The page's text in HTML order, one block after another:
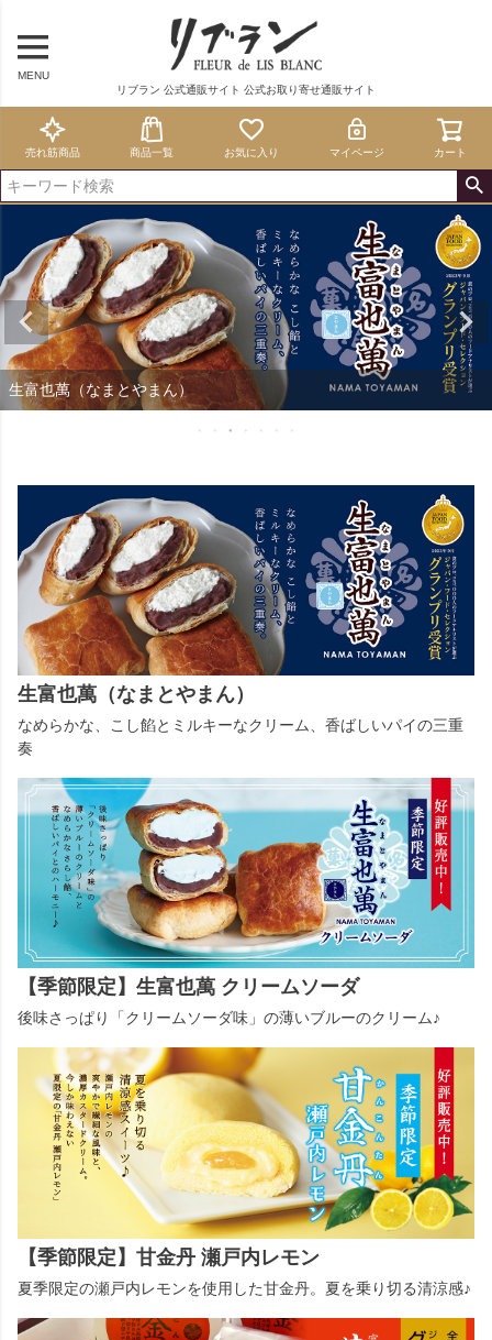
MENU
リブラン 公式通販サイト 公式お取り寄せ通販サイト
売れ筋商品 商品一覧 お気に入り マイページ カート
生富也萬（なまとやまん）
生富也萬（なまとやまん）
なめらかな、こし餡とミルキーなクリーム、香ばしいパイの三重
奏
【季節限定】生富也萬 クリームソーダ
後味さっぱり「クリームソーダ味」の薄いブルーのクリーム♪
【季節限定】甘金丹 瀬戸内レモン
夏季限定の瀬戸内レモンを使用した甘金丹。夏を乗り切る清涼感♪